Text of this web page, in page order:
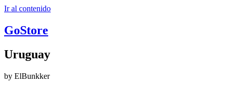
Ir al contenido
GoStore
Uruguay
by ElBunkker